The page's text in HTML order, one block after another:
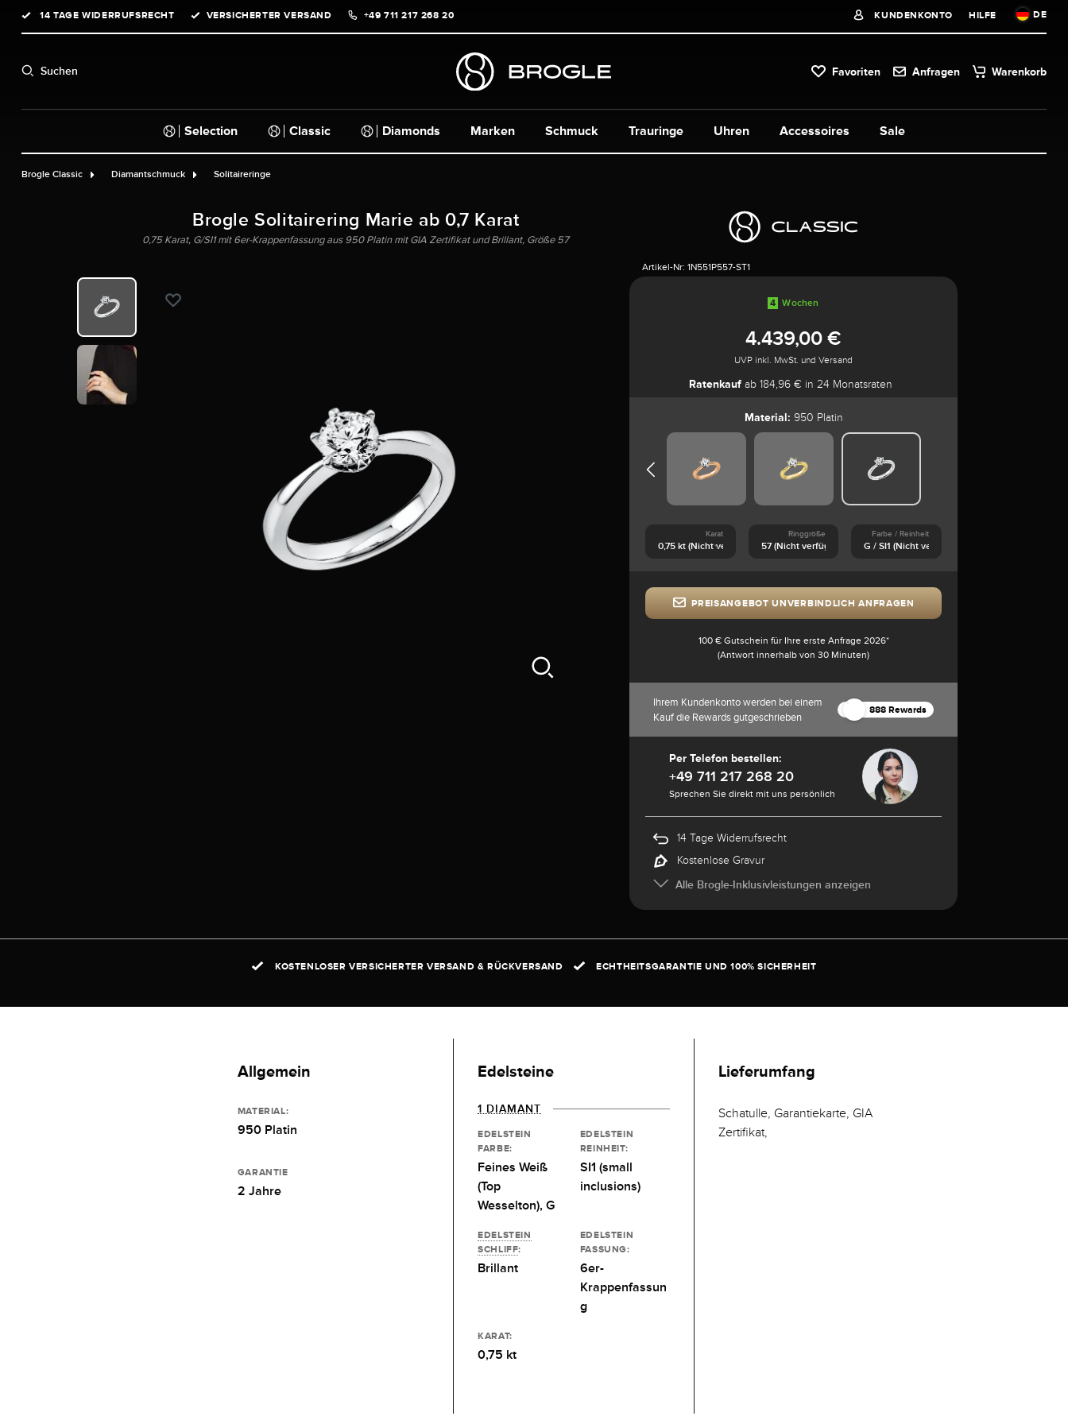
Zur Hauptnavigation springen
14 TAGE WIDERRUFSRECHT VERSICHERTER VERSAND +49 711 217 268 20 KUNDENKONTO HILFE DE
Suchen Favoriten Anfragen Warenkorb
Selection Classic Diamonds Marken Schmuck Uhren Accessoires Sale
Trauringe
Brogle Classic Diamantschmuck Solitaireringe
Brogle Solitairering Marie ab 0,7 Karat
0,75 Karat, G/SI1 mit 6er-Krappenfassung aus 950 Platin mit GIA Zertifikat und Brillant, Größe 57
Artikel-Nr: 1N551P557-ST1
4 Wochen
4.439,00 €
UVP inkl. MwSt. und Versand
Ratenkaufab 184,96 € in 24 Monatsraten
Material: 950 Platin
Karat Ringgröße Farbe / Reinheit
PREISANGEBOT UNVERBINDLICH ANFRAGEN
100 € Gutschein für Ihre erste Anfrage 2026*
(Antwort innerhalb von 30 Minuten)
Ihrem Kundenkonto werden bei einem
Kauf die Rewards gutgeschrieben
888 Rewards
Per Telefon bestellen:
+49 711 217 268 20
Sprechen Sie direkt mit uns persönlich
14 Tage Widerrufsrecht
Kostenlose Gravur
Alle Brogle-Inklusivleistungen anzeigen
KOSTENLOSER VERSICHERTER VERSAND & RÜCKVERSAND ECHTHEITSGARANTIE UND 100% SICHERHEIT
Allgemein
MATERIAL:
950 Platin
GARANTIE
2 Jahre
Edelsteine
1 DIAMANT
EDELSTEIN
FARBE:
Feines Weiß
(Top
Wesselton), G
EDELSTEIN
REINHEIT:
SI1 (small
inclusions)
EDELSTEIN
SCHLIFF:
Brillant
EDELSTEIN
FASSUNG:
6er-
Krappenfassun
g
KARAT:
0,75 kt
Lieferumfang
Schatulle, Garantiekarte, GIA
Zertifikat,